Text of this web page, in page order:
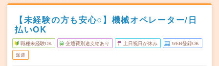
【未経験の方も安心○】機械オペレーター/日
払いOK
職種未経験OK 交通費別途支給あり 土日祝日が休み WEB登録OK
派遣